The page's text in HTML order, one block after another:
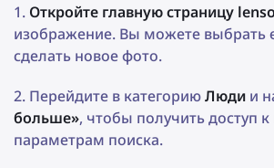
Откройте главную страницу
изображение. Вы можете выбрать
сделать новое фото.
Перейдите в категориюЛюди и
больше», чтобы получить доступ
параметрам поиска.